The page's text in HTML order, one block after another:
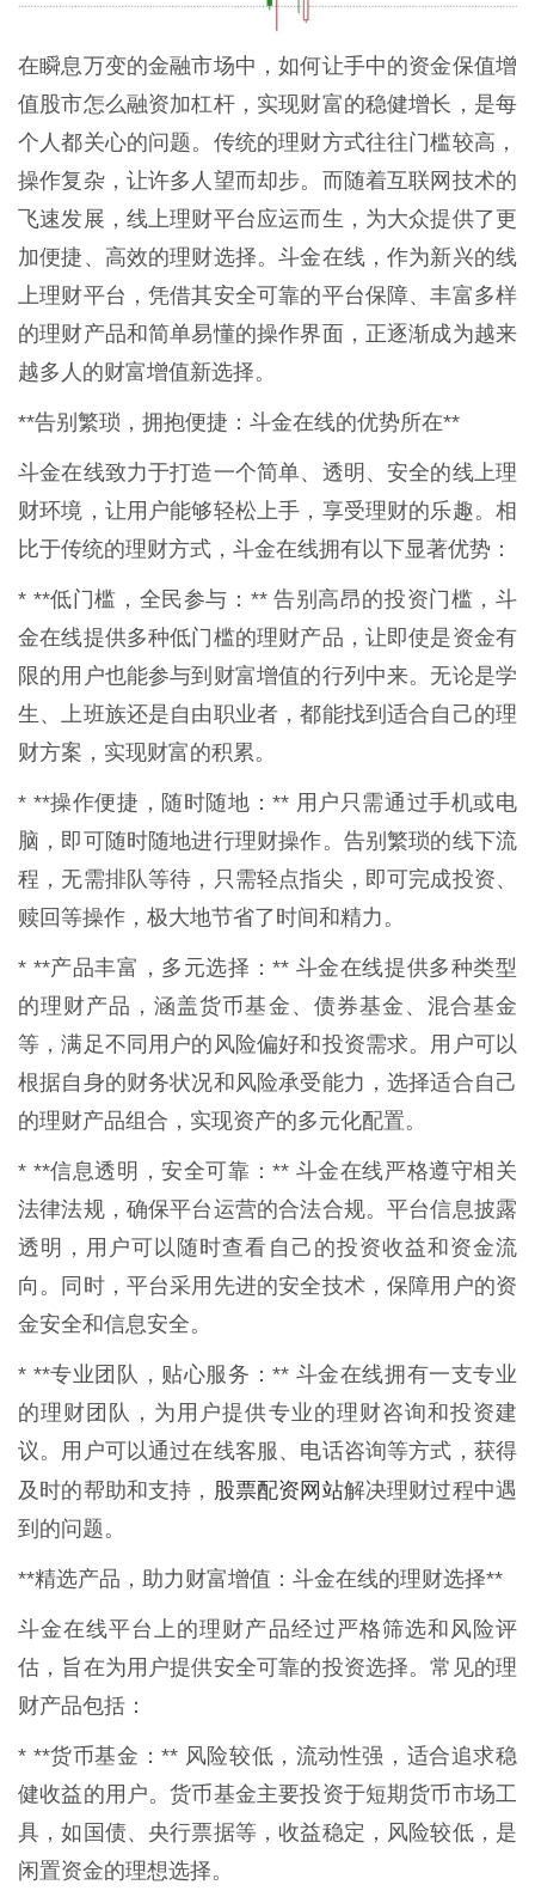
在瞬息万变的金融市场中，如何让手中的资金保值增
值股市怎么融资加杠杆，实现财富的稳健增长，是每
个人都关心的问题。传统的理财方式往往门槛较高，
操作复杂，让许多人望而却步。而随着互联网技术的
飞速发展，线上理财平台应运而生，为大众提供了更
加便捷、高效的理财选择。斗金在线，作为新兴的线
上理财平台，凭借其安全可靠的平台保障、丰富多样
的理财产品和简单易懂的操作界面，正逐渐成为越来
越多人的财富增值新选择。
**告别繁琐，拥抱便捷：斗金在线的优势所在**
斗金在线致力于打造一个简单、透明、安全的线上理
财环境，让用户能够轻松上手，享受理财的乐趣。相
比于传统的理财方式，斗金在线拥有以下显著优势：
* **低门槛，全民参与：** 告别高昂的投资门槛，斗
金在线提供多种低门槛的理财产品，让即使是资金有
限的用户也能参与到财富增值的行列中来。无论是学
生、上班族还是自由职业者，都能找到适合自己的理
财方案，实现财富的积累。
* **操作便捷，随时随地：** 用户只需通过手机或电
脑，即可随时随地进行理财操作。告别繁琐的线下流
程，无需排队等待，只需轻点指尖，即可完成投资、
赎回等操作，极大地节省了时间和精力。
* **产品丰富，多元选择：** 斗金在线提供多种类型
的理财产品，涵盖货币基金、债券基金、混合基金
等，满足不同用户的风险偏好和投资需求。用户可以
根据自身的财务状况和风险承受能力，选择适合自己
的理财产品组合，实现资产的多元化配置。
* **信息透明，安全可靠：** 斗金在线严格遵守相关
法律法规，确保平台运营的合法合规。平台信息披露
透明，用户可以随时查看自己的投资收益和资金流
向。同时，平台采用先进的安全技术，保障用户的资
金安全和信息安全。
* **专业团队，贴心服务：** 斗金在线拥有一支专业
的理财团队，为用户提供专业的理财咨询和投资建
议。用户可以通过在线客服、电话咨询等方式，获得
及时的帮助和支持， 股票配资网站解决理财过程中遇
到的问题。
**精选产品，助力财富增值：斗金在线的理财选择**
斗金在线平台上的理财产品经过严格筛选和风险评
估，旨在为用户提供安全可靠的投资选择。常见的理
财产品包括：
* **货币基金：** 风险较低，流动性强，适合追求稳
健收益的用户。货币基金主要投资于短期货币市场工
具，如国债、央行票据等，收益稳定，风险较低，是
闲置资金的理想选择。